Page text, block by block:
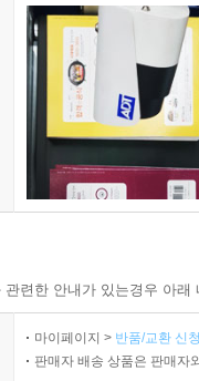
련한 안내가 있는경우 아
마이페이지 > 반품/교환 신
판매자 배송 상품은 판매자